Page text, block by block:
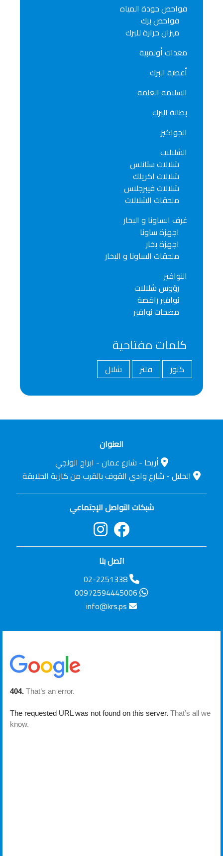
فواحص جودة المياه
فواحص برك
ميزان حرارة للبرك
معدات أولمبية
أغطية البرك
السلامة العامة
بطانة البرك
الجواكيز
الشلالات
شلالات ستانلس
شلالات اكريلك
شلالات فيبرجلاس
ملحقات الشلالات
غرف الساونا و البخار
اجهزة ساونا
اجهزة بخار
ملحقات الساونا و البخار
النوافير
رؤوس شلالات
نوافير راقصة
مضخات نوافير
كلمات مفتاحية
كلور فلتر شلال
العنوان
أريحا - شارع عمان - ابراج الولجي
الخليل - شارع وادي القوف بالقرب من كازية الحلايقة
شبكات التواصل الإجتماعي
اتصل بنا
02-2251338